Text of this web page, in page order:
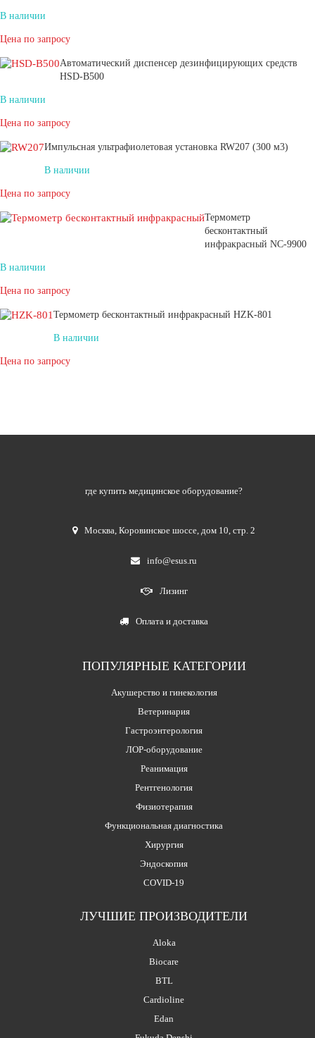
В наличии
Цена по запросу
Автоматический диспенсер дезинфицирующих средств
HSD-В500
В наличии
Цена по запросу
Импульсная ультрафиолетовая установка RW207 (300 м3)
В наличии
Цена по запросу
Термометр
бесконтактный
инфракрасный NC-9900
В наличии
Цена по запросу
Термометр бесконтактный инфракрасный HZK-801
В наличии
Цена по запросу
где купить медицинское оборудование?
Москва ,Коровинское шоссе, дом 10, стр. 2
info@esus.ru
Лизинг
Оплата и доставка
ПОПУЛЯРНЫЕ КАТЕГОРИИ
Акушерство и гинекология
Ветеринария
Гастроэнтерология
ЛОР-оборудование
Реанимация
Рентгенология
Физиотерапия
Функциональная диагностика
Хирургия
Эндоскопия
COVID-19
ЛУЧШИЕ ПРОИЗВОДИТЕЛИ
Aloka
Biocare
BTL
Cardioline
Edan